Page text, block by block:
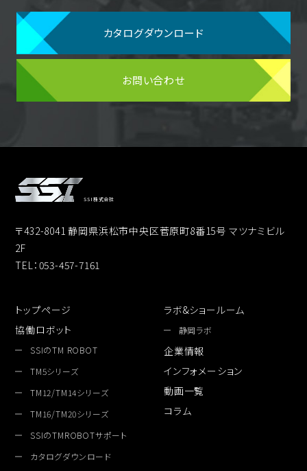
カタログダウンロード
お問い合わせ
SSI株式会社
〒432-8041 静岡県浜松市中央区菅原町8番15号 マツナミビル
2F
TEL：053-457-7161
トップページ
協働ロボット
SSIのTM ROBOT
TM5シリーズ
TM12/TM14シリーズ
TM16/TM20シリーズ
SSIのTMROBOTサポート
カタログダウンロード
ラボ&ショールーム
静岡ラボ
企業情報
インフォメーション
動画一覧
コラム